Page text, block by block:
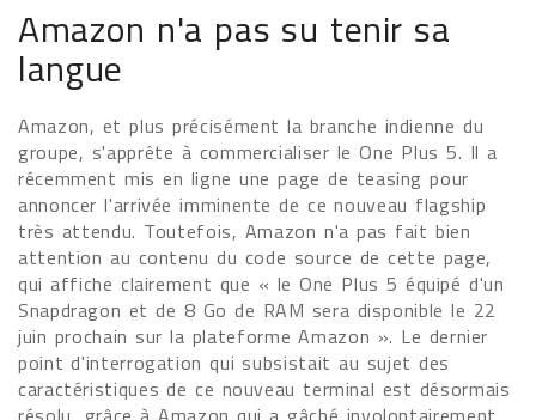
Amazon n'a pas su tenir sa
langue
Amazon, et plus précisément la branche indienne du
groupe, s'apprête à commercialiser le One Plus 5. Il a
récemment mis en ligne une page de teasing pour
annoncer l'arrivée imminente de ce nouveau flagship
très attendu. Toutefois, Amazon n'a pas fait bien
attention au contenu du code source de cette page,
qui affiche clairement que « le One Plus 5 équipé d'un
Snapdragon et de 8 Go de RAM sera disponible le 22
juin prochain sur la plateforme Amazon ». Le dernier
point d'interrogation qui subsistait au sujet des
caractéristiques de ce nouveau terminal est désormais